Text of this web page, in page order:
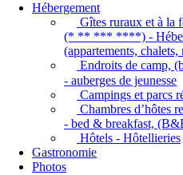
Hébergement
Gîtes ruraux et à la
(* ** *** ****) -
(appartements, chalets,
Endroits de camp,
- auberges de jeunesse
Campings et parcs
Chambres d’hôtes
- bed & breakfast,
Hôtels - Hôtellieries
Gastronomie
Photos